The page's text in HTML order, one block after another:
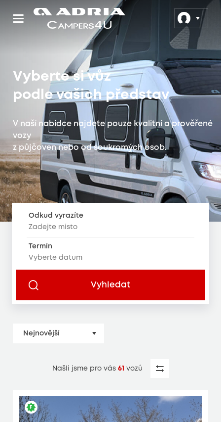
Vyberte si vůz
podle vašich představ
V naší nabídce najdete pouze kvalitní a prověřené
vozy
z půjčoven nebo od soukromých osob.
Odkud vyrazíte
Termín
Vyhledat
Našli jsme pro vás 61 vozů